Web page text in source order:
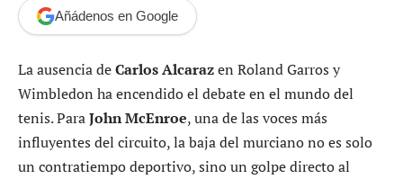
Añádenos en Google
La ausencia deCarlos Alcarazen Roland Garros y
Wimbledon ha encendido el debate en el mundo del
tenis. ParaJohn McEnroe, una de las voces más
influyentes del circuito, la baja del murciano no es solo
un contratiempo deportivo, sino un golpe directo al